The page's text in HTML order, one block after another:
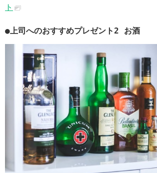
ト
●上司へのおすすめプレゼント2 お酒